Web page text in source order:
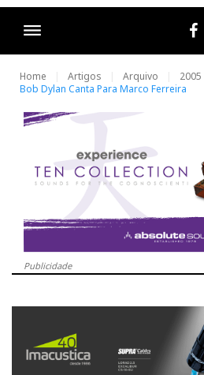
e
Home Artigos Arquivo
2005
Bob Dylan Canta Para Marco Ferreira
Publicidade